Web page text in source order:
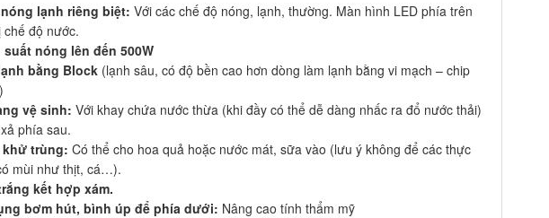
nóng lạnh riêng biệt: Với các chế độ nóng, lạnh, thường. Màn hình LED phía trên
chế độ nước.
suất nóng lên đến 500W
bằng Block (lạnh sâu, có độ bền cao hơn dòng làm lạnh bằng vi mạch – chip
vệ sinh: Với khay chứa nước thừa (khi đầy có thể dễ dàng nhấc ra đổ nước thải)
phía sau.
khử trùng: Có thể cho hoa quả hoặc nước mát, sữa vào (lưu ý không để các thực
mùi như thịt, cá…).
kết hợp xám.
bơm hút, bình úp để phía dưới: Nâng cao tính thẩm mỹ